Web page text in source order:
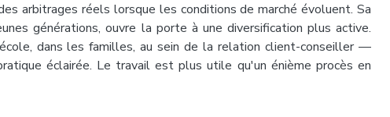
arbitrages réels lorsque les conditions de marché évoluent. Sa
générations, ouvre la porte à une diversification plus active.
dans les familles, au sein de la relation client-conseiller —
éclairée. Le travail est plus utile qu'un énième procès en